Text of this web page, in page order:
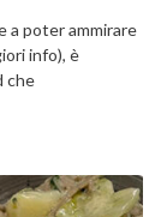
a poter ammirare
info), è
che